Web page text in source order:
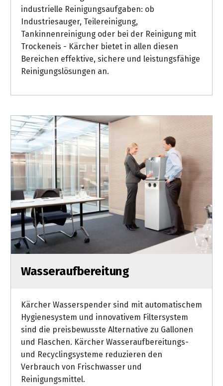
industrielle Reinigungsaufgaben: ob
Industriesauger, Teilereinigung,
Tankinnenreinigung oder bei der Reinigung mit
Trockeneis - Kärcher bietet in allen diesen
Bereichen effektive, sichere und leistungsfähige
Reinigungslösungen an.
Wasseraufbereitung
Kärcher Wasserspender sind mit automatischem
Hygienesystem und innovativem Filtersystem
sind die preisbewusste Alternative zu Gallonen
und Flaschen. Kärcher Wasseraufbereitungs-
und Recyclingsysteme reduzieren den
Verbrauch von Frischwasser und
Reinigungsmittel.